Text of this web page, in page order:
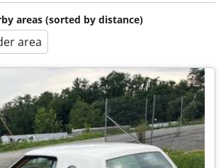
areas (sorted by distance)
area